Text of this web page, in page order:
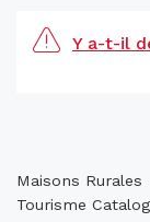
Y a-t-il
Maisons Rurales
Tourisme